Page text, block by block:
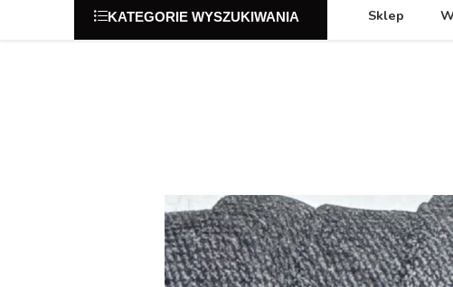
KATEGORIE WYSZUKIWANIA Sklep